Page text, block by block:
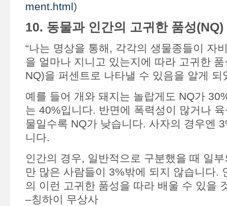
ment.html)
10. 동물과 인간의 고귀한 품성(NQ)
“나는 명상을 통해, 각각의 생물종들이 자
을 얼마나 지니고 있는지에 따라 고귀한
NQ)을 퍼센트로 나타낼 수 있음을 알게 되
예를 들어 개와 돼지는 놀랍게도 NQ가
는 40%입니다. 반면에 폭력성이 많거나
물일수록 NQ가 낮습니다. 사자의 경우엔
니다.
인간의 경우, 일반적으로 구분했을 때 일
만 많은 사람들이 3%밖에 되지 않습니다.
의 이런 고귀한 품성을 따라 배울 수 있을
–칭하이 무상사